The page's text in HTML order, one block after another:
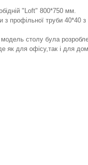
"Loft" 800*750 мм.
з профільної труби
столу була
як для офісу,так і для